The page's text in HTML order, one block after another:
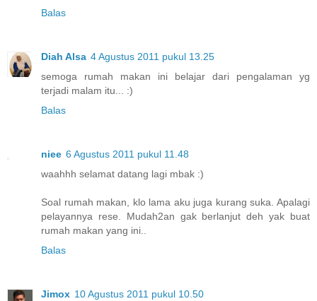
Balas
Diah Alsa 4 Agustus 2011 pukul 13.25
semoga rumah makan ini belajar dari pengalaman yg
terjadi malam itu... :)
Balas
niee 6 Agustus 2011 pukul 11.48
waahhh selamat datang lagi mbak :)
Soal rumah makan, klo lama aku juga kurang suka. Apalagi
pelayannya rese. Mudah2an gak berlanjut deh yak buat
rumah makan yang ini..
Balas
Jimox 10 Agustus 2011 pukul 10.50